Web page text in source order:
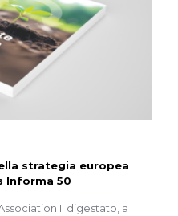
strategia europea
Informa 50
Il digestato, a